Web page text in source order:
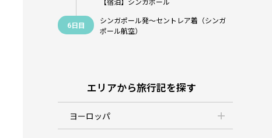
【宿泊】シンガポール
6日目
シンガポール発～セントレア着（シンガ
ポール航空）
エリアから旅行記を探す
ヨーロッパ